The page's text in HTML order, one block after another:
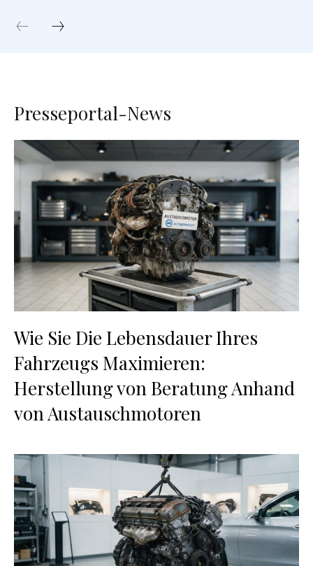
Presseportal-News
Wie Sie Die Lebensdauer Ihres
Fahrzeugs Maximieren:
Herstellung von Beratung Anhand
von Austauschmotoren